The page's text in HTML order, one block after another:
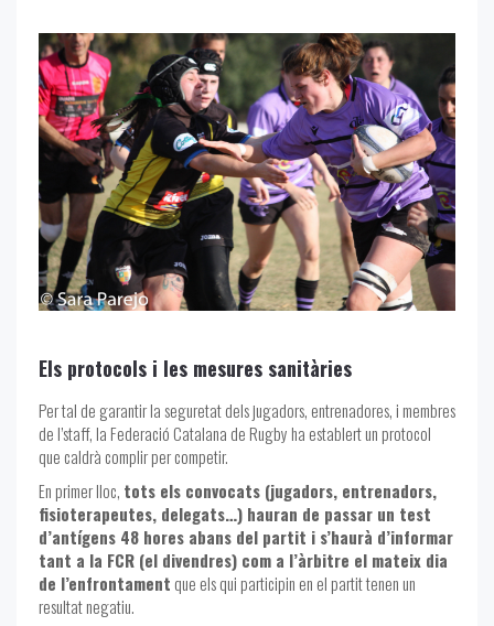
Els protocols i les mesures sanitàries
Per tal de garantir la seguretat dels jugadors, entrenadores, i membres
de l’staff, la Federació Catalana de Rugby ha establert un protocol
que caldrà complir per competir.
En primer lloc, tots els convocats (jugadors, entrenadors,
fisioterapeutes, delegats…) hauran de passar un test
d’antígens 48 hores abans del partit i s’haurà d’informar
tant a la FCR (el divendres) com a l’àrbitre el mateix dia
de l’enfrontament que els qui participin en el partit tenen un
resultat negatiu.